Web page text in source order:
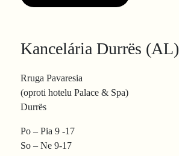
Kancelária Durrës (AL)
Rruga Pavaresia
(oproti hotelu Palace & Spa)
Durrës
Po – Pia 9 -17
So – Ne 9-17